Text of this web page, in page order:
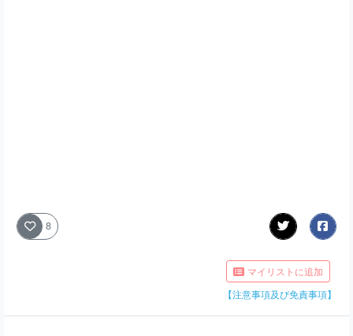
8
マイリストに追加
【注意事項及び免責事項】